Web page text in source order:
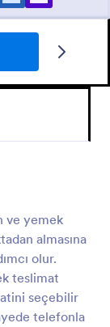
ve yemek
almasına
olur.
teslimat
seçebilir
telefonla